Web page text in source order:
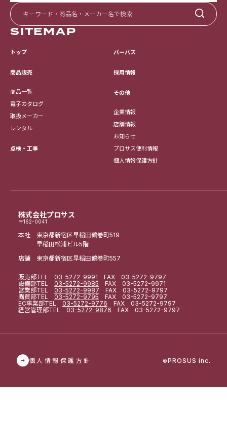
株式会社プロサス
〒162-0041
本社 東京都新宿区早稲田鶴巻町519
早稲田松浦ビル5階
店舗 東京都新宿区早稲田鶴巻町557
販売部TEL 03-5272-9991 FAX 03-5272-9797
設備部TEL 03-5272-9985 FAX 03-5272-9971
営業部TEL 03-5272-9987 FAX 03-5272-9797
購買部TEL 03-5272-9795 FAX 03-5272-9797
EC事業部TEL 03-5272-9776 FAX 03-5272-9797
経営管理部TEL 03-5272-9876 FAX 03-5272-9797
SITEMAP
トップ
商品販売
商品一覧
電子カタログ
取扱メーカー
レンタル
点検・工事
パーパス
採用情報
その他
企業情報
店舗情報
お知らせ
プロサス便利情報
個人情報保護方針
個人情報保護方針 ©PROSUS inc.